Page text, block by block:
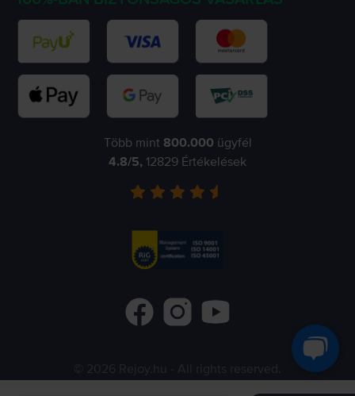
Több mint 800.000 ügyfél
4.8/5, 12829 Értékelések